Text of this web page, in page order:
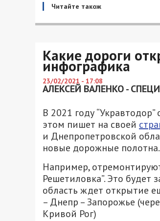
Читайте також
Какие дороги
инфографика
23/02/2021 - 17:08
АЛЕКСЕЙ ВАЛЕНКО -
В 2021 году
этом пишет на своей
и Днепропетровской
новые дорожные полотна.
Например,
Решетиловка”. Это
область ждет открытие
– Днепр – Запорожье
Кривой Рог)